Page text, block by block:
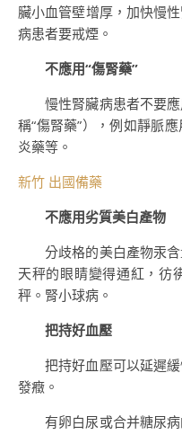
臟小血管壁增厚，加快慢
病患者要戒煙。
不應用“傷腎藥”
慢性腎臟病患者不要
稱“傷腎藥”），例如靜脈
炎藥等。
新竹 出國備藥
不應用劣質美白產物
分歧格的美白產物汞
天秤的眼睛變得通紅，彷
秤。腎小球病。
把持好血壓
把持好血壓可以延遲
發癥。
有卵白尿或合并糖尿